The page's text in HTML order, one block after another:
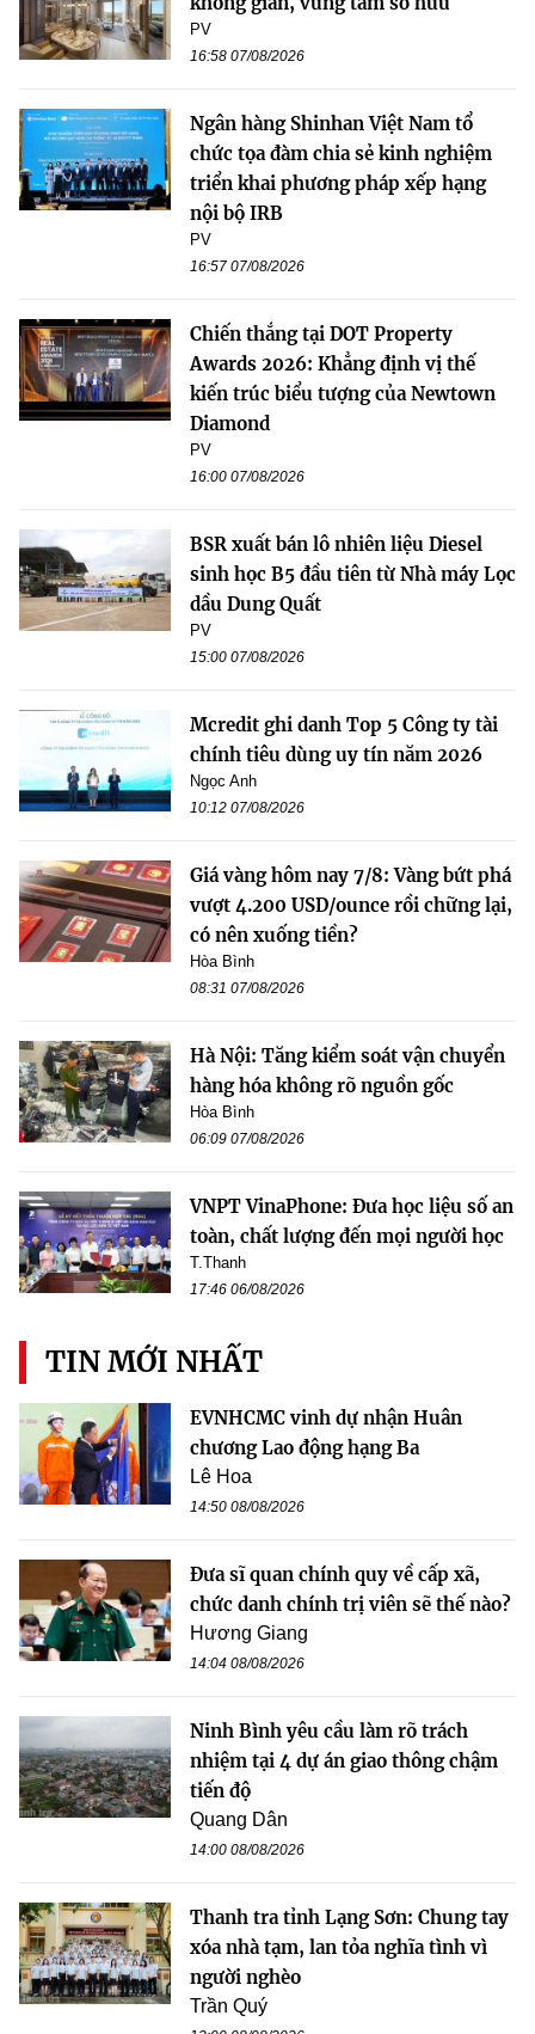
PV
16:58 07/08/2026
Ngân hàng Shinhan Việt Nam tổ
chức tọa đàm chia sẻ kinh nghiệm
triển khai phương pháp xếp hạng
nội bộ IRB
PV
16:57 07/08/2026
Chiến thắng tại DOT Property
Awards 2026: Khẳng định vị thế
kiến trúc biểu tượng của Newtown
Diamond
PV
16:00 07/08/2026
BSR xuất bán lô nhiên liệu Diesel
sinh học B5 đầu tiên từ Nhà máy Lọc
dầu Dung Quất
PV
15:00 07/08/2026
Mcredit ghi danh Top 5 Công ty tài
chính tiêu dùng uy tín năm 2026
Ngọc Anh
10:12 07/08/2026
Giá vàng hôm nay 7/8: Vàng bứt phá
vượt 4.200 USD/ounce rồi chững lại,
có nên xuống tiền?
Hòa Bình
08:31 07/08/2026
Hà Nội: Tăng kiểm soát vận chuyển
hàng hóa không rõ nguồn gốc
Hòa Bình
06:09 07/08/2026
VNPT VinaPhone: Đưa học liệu số an
toàn, chất lượng đến mọi người học
T.Thanh
17:46 06/08/2026
TIN MỚI NHẤT
EVNHCMC vinh dự nhận Huân
chương Lao động hạng Ba
Lê Hoa
14:50 08/08/2026
Đưa sĩ quan chính quy về cấp xã,
chức danh chính trị viên sẽ thế nào?
Hương Giang
14:04 08/08/2026
Ninh Bình yêu cầu làm rõ trách
nhiệm tại 4 dự án giao thông chậm
tiến độ
Quang Dân
14:00 08/08/2026
Thanh tra tỉnh Lạng Sơn: Chung tay
xóa nhà tạm, lan tỏa nghĩa tình vì
người nghèo
Trần Quý